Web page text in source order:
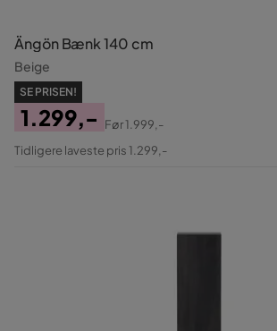
Ängön Bænk 140 cm
Beige
SE PRISEN!
Pris
1.299,-
Original
Før1.999,-
Tidligere laveste pris 1.299,-